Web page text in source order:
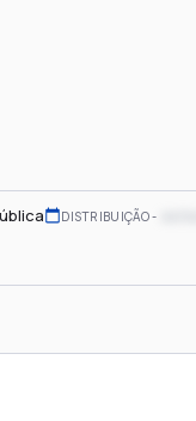
DISTRIBUIÇÃO